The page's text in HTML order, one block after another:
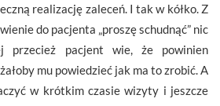
realizację zaleceń. I tak w kółko. Z
do pacjenta „proszę schudnąć” nic
przecież pacjent wie, że powinien
mu powiedzieć jak ma to zrobić. A
w krótkim czasie wizyty i jeszcze